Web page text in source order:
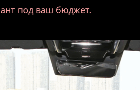
под ваш бюджет.